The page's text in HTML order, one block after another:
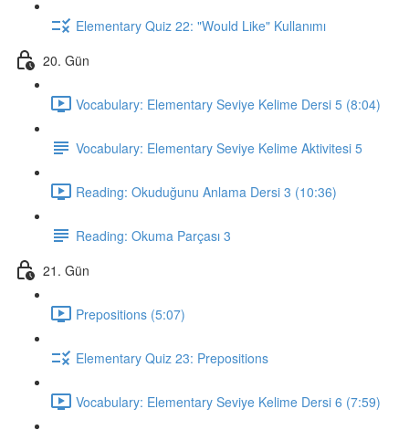
Elementary Quiz 22: "Would Like" Kullanımı
20. Gün
Vocabulary: Elementary Seviye Kelime Dersi 5 (8:04)
Vocabulary: Elementary Seviye Kelime Aktivitesi 5
Reading: Okuduğunu Anlama Dersi 3 (10:36)
Reading: Okuma Parçası 3
21. Gün
Prepositions (5:07)
Elementary Quiz 23: Prepositions
Vocabulary: Elementary Seviye Kelime Dersi 6 (7:59)